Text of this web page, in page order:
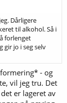
Dårligere
til alkohol. Så i
forlenget
gir jo i seg selv
- og
vil jeg tru. Det
er lageret av